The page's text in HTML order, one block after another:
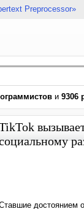
Preprocessor»
и 9306
достоянием